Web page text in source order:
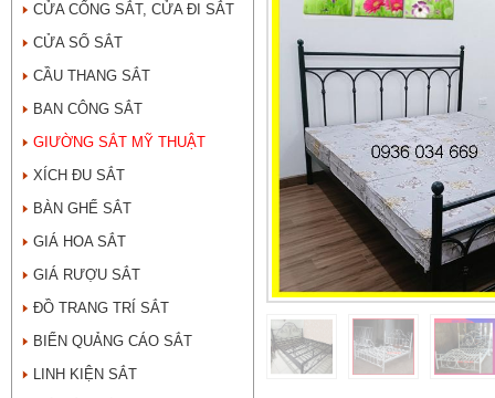
CỬA CỔNG SẮT, CỬA ĐI SẮT
CỬA SỔ SẮT
CẦU THANG SẮT
BAN CÔNG SẮT
GIƯỜNG SẮT MỸ THUẬT
XÍCH ĐU SẮT
BÀN GHẾ SẮT
GIÁ HOA SẮT
GIÁ RƯỢU SẮT
ĐỒ TRANG TRÍ SẮT
BIỂN QUẢNG CÁO SẮT
LINH KIỆN SẮT